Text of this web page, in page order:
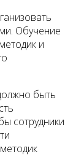
Обучение
и
быть
сотрудники